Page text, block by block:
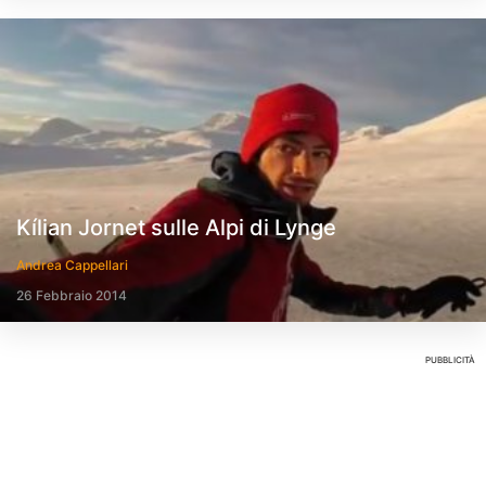
Kílian Jornet sulle Alpi di Lynge
Andrea Cappellari
26 Febbraio 2014
PUBBLICITÀ